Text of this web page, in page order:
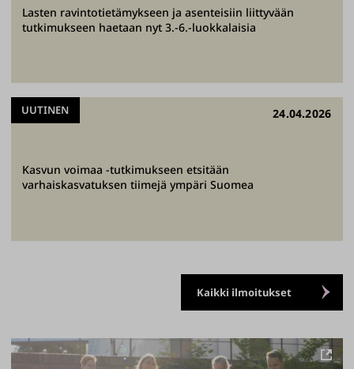
Lasten ravintotietämykseen ja asenteisiin liittyvään
tutkimukseen haetaan nyt 3.-6.-luokkalaisia
Kasvun voimaa -tutkimukseen etsitään
varhaiskasvatuksen tiimejä ympäri Suomea
UUTINEN 24.04.2026
Kaikki ilmoitukset